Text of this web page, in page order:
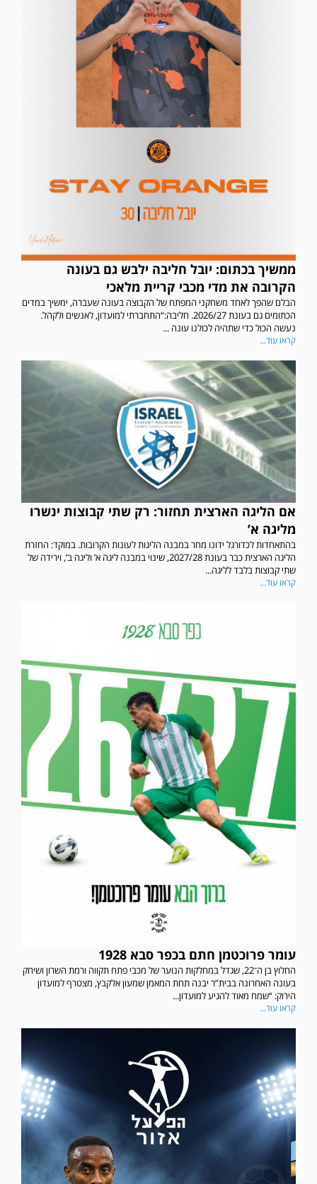
ממשיך בכתום: יובל חליבה ילבש גם בעונה
הקרובה את מדי מכבי קריית מלאכי
הבלם שהפך לאחד משחקני המפתח של הקבוצה בעונה שעברה, ימשיך במדים
הכתומים גם בעונת 2026/27. חליבה:“התחברתי למועדון, לאנשים ולקהל.
נעשה הכול כדי שתהיה לכולנו עונה ...
קראו עוד...
אם הליגה הארצית תחזור: רק שתי קבוצות ינשרו
מליגה א’
בהתאחדות לכדורגל ידונו מחר במבנה הליגות לעונות הקרובות. במוקד: החזרת
הליגה הארצית כבר בעונת 2027/28, שינוי במבנה ליגה א’ וליגה ב’, וירידה של
שתי קבוצות בלבד לליגה...
קראו עוד...
עומר פרוכטמן חתם בכפר סבא 1928
החלוץ בן ה־22, שגדל במחלקות הנוער של מכבי פתח תקווה ורמת השרון ושיחק
בעונה האחרונה בבית”ר יבנה תחת המאמן שמעון אלקבץ, מצטרף למועדון
הירוק: “שמח מאוד להגיע למועדון...
קראו עוד...